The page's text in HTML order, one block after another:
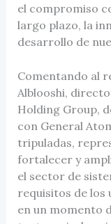
el compromiso
largo plazo, la
desarrollo de
Comentando al
Alblooshi,
Holding Group,
con General
tripuladas,
fortalecer y
el sector de
requisitos de los
en un momento